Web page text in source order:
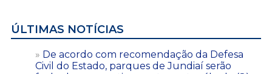
ÚLTIMAS NOTÍCIAS
De acordo com recomendação da Defesa
Civil do Estado, parques de Jundiaí serão